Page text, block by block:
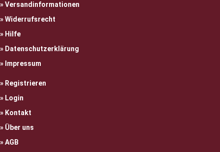
Versandinformationen
Widerrufsrecht
Hilfe
Datenschutzerklärung
Impressum
Registrieren
Login
Kontakt
Über uns
AGB